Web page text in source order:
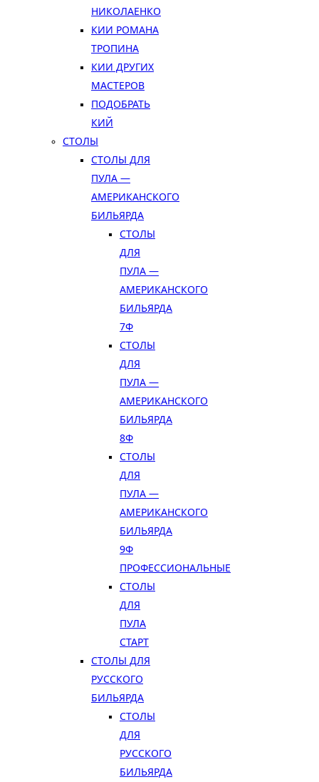
НИКОЛАЕНКО
КИИ РОМАНА
ТРОПИНА
КИИ ДРУГИХ
МАСТЕРОВ
ПОДОБРАТЬ
КИЙ
СТОЛЫ
СТОЛЫ ДЛЯ
ПУЛА —
АМЕРИКАНСКОГО
БИЛЬЯРДА
СТОЛЫ
ДЛЯ
ПУЛА —
АМЕРИКАНСКОГО
БИЛЬЯРДА
7Ф
СТОЛЫ
ДЛЯ
ПУЛА —
АМЕРИКАНСКОГО
БИЛЬЯРДА
8Ф
СТОЛЫ
ДЛЯ
ПУЛА —
АМЕРИКАНСКОГО
БИЛЬЯРДА
9Ф
ПРОФЕССИОНАЛЬНЫЕ
СТОЛЫ
ДЛЯ
ПУЛА
СТАРТ
СТОЛЫ ДЛЯ
РУССКОГО
БИЛЬЯРДА
СТОЛЫ
ДЛЯ
РУССКОГО
БИЛЬЯРДА